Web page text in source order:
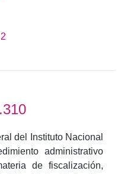
del Instituto Nacional
administrativo
de fiscalización,